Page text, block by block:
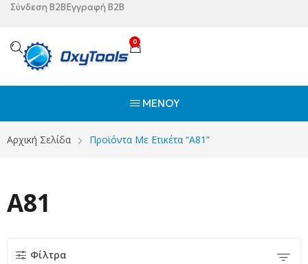
Σύνδεση B2BΕγγραφή B2B
0
ΜΕΝΟΎ
Αρχική Σελίδα Προϊόντα Με Ετικέτα “A81”
A81
Φίλτρα